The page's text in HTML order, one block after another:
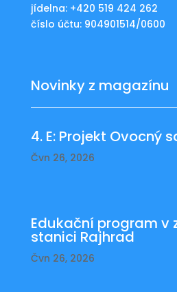
jídelna: +420 519 424 262
číslo účtu: 904901514/0600
Novinky z magazínu
4. E: Projekt Ovocný
Čvn 26, 2026
Edukační program v
stanici Rajhrad
Čvn 26, 2026